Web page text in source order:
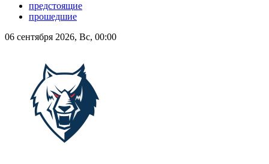
предстоящие
прошедшие
06 сентября 2026, Вс, 00:00